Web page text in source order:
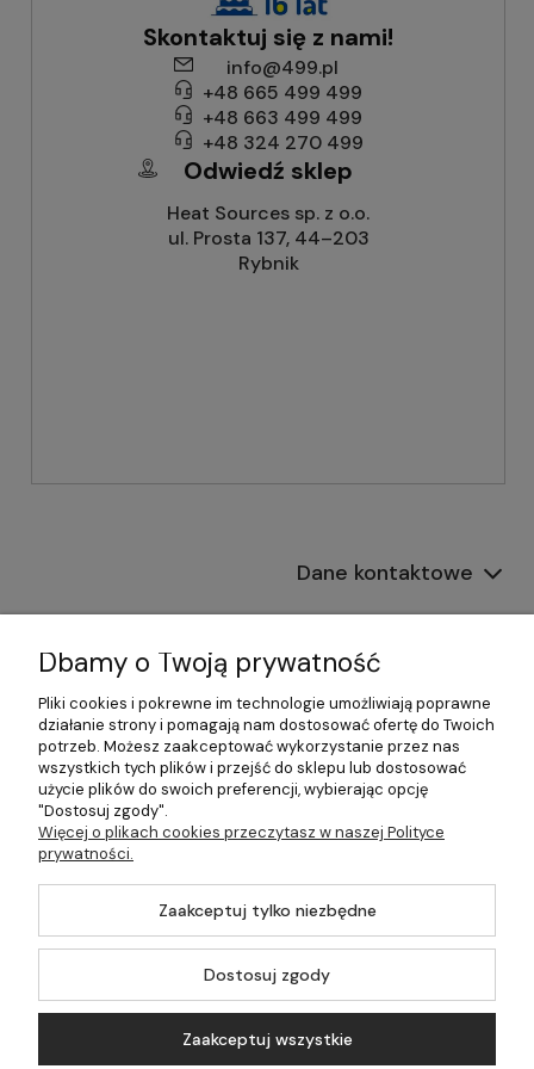
Skontaktuj się z nami!
info@499.pl
+48 665 499 499
+48 663 499 499
+48 324 270 499
Odwiedź sklep
Heat Sources sp. z o.o.
ul. Prosta 137, 44–203
Rybnik
Dane kontaktowe
Płatności i dostawa
Pomoc
Moje konto
©2026 Wszelkie Prawa Zastrzeżone | 499.pl - najlepszy sklep z
Dbamy o Twoją prywatność
Pliki cookies i pokrewne im technologie umożliwiają poprawne
działanie strony i pomagają nam dostosować ofertę do Twoich
potrzeb. Możesz zaakceptować wykorzystanie przez nas
wszystkich tych plików i przejść do sklepu lub dostosować
użycie plików do swoich preferencji, wybierając opcję
"Dostosuj zgody".
Więcej o plikach cookies przeczytasz w naszej Polityce
prywatności.
Zaakceptuj tylko niezbędne
Dostosuj zgody
Zaakceptuj wszystkie